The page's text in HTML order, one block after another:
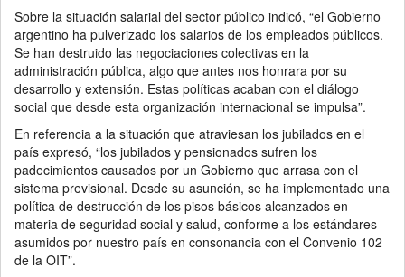
Sobre la situación salarial del sector público indicó, “el Gobierno
argentino ha pulverizado los salarios de los empleados públicos.
Se han destruido las negociaciones colectivas en la
administración pública, algo que antes nos honrara por su
desarrollo y extensión. Estas políticas acaban con el diálogo
social que desde esta organización internacional se impulsa”.
En referencia a la situación que atraviesan los jubilados en el
país expresó, “los jubilados y pensionados sufren los
padecimientos causados por un Gobierno que arrasa con el
sistema previsional. Desde su asunción, se ha implementado una
política de destrucción de los pisos básicos alcanzados en
materia de seguridad social y salud, conforme a los estándares
asumidos por nuestro país en consonancia con el Convenio 102
de la OIT”.